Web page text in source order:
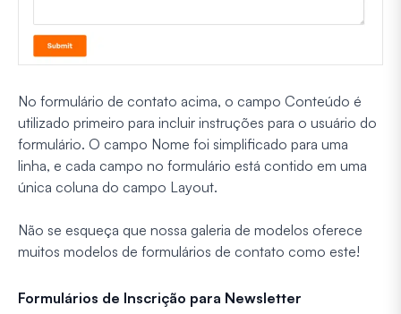
No formulário de contato acima, o campo Conteúdo é
utilizado primeiro para incluir instruções para o usuário do
formulário. O campo Nome foi simplificado para uma
linha, e cada campo no formulário está contido em uma
única coluna do campo Layout.
Não se esqueça que nossa galeria de modelos oferece
muitos modelos de formulários de contato como este!
Formulários de Inscrição para Newsletter